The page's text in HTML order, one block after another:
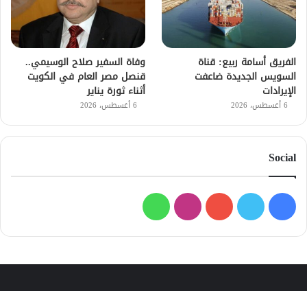
الفريق أسامة ربيع: قناة
السويس الجديدة ضاعفت
الإيرادات
6 أغسطس، 2026
وفاة السفير صلاح الوسيمي..
قنصل مصر العام في الكويت
أثناء ثورة يناير
6 أغسطس، 2026
Social
فيسبوك
تويتر يوتيوبانستقرامواتساب